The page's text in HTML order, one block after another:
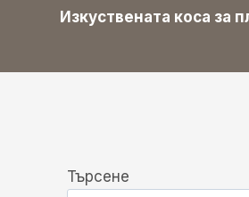
Изкуствената коса за
Търсене